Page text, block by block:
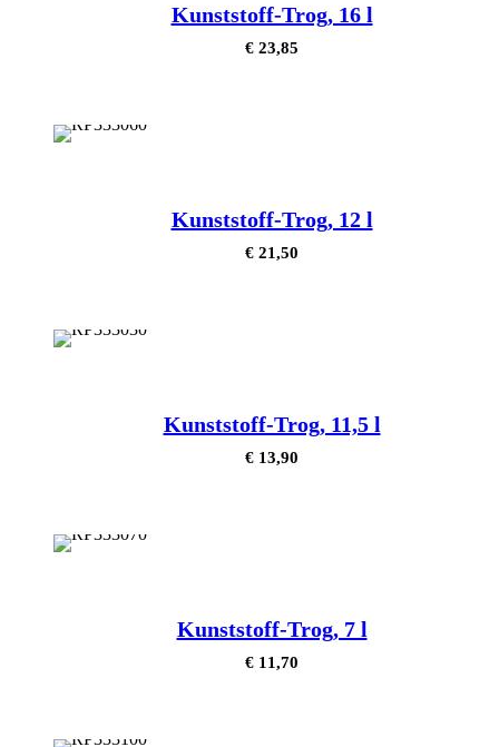
Kunststoff-Trog, 16 l
€ 23,85
Kunststoff-Trog, 12 l
€ 21,50
Kunststoff-Trog, 11,5 l
€ 13,90
Kunststoff-Trog, 7 l
€ 11,70